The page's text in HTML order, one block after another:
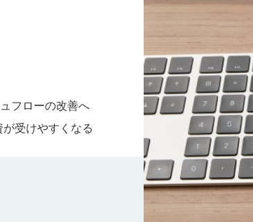
フローの改善へ
受けやすくなる